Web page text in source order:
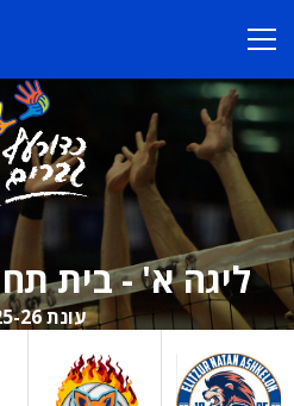
ליגה א' - בית
עונת 2025-26